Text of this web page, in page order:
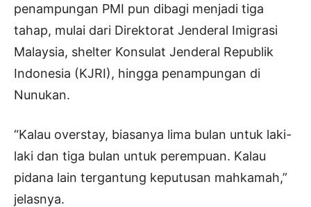
penampungan PMI pun dibagi menjadi tiga
tahap, mulai dari Direktorat Jenderal Imigrasi
Malaysia, shelter Konsulat Jenderal Republik
Indonesia (KJRI), hingga penampungan di
Nunukan.
“Kalau overstay, biasanya lima bulan untuk laki-
laki dan tiga bulan untuk perempuan. Kalau
pidana lain tergantung keputusan mahkamah,”
jelasnya.